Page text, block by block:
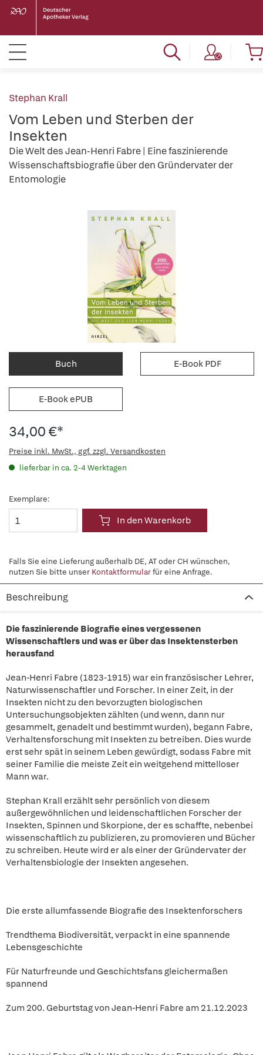
Stephan Krall
Vom Leben und Sterben der
Insekten
Die Welt des Jean-Henri Fabre | Eine faszinierende
Wissenschaftsbiografie über den Gründervater der
Entomologie
Buch E-Book PDF
E-Book ePUB
34,00 €*
Preise inkl. MwSt., ggf. zzgl. Versandkosten
lieferbar in ca. 2-4 Werktagen
Exemplare:
In den Warenkorb
Falls Sie eine Lieferung außerhalb DE, AT oder CH wünschen,
nutzen Sie bitte unser Kontaktformularfür eine Anfrage.
Beschreibung
Die faszinierende Biografie eines vergessenen
Wissenschaftlers und was er über das Insektensterben
herausfand
Jean-Henri Fabre (1823-1915) war ein französischer Lehrer,
Naturwissenschaftler und Forscher. In einer Zeit, in der
Insekten nicht zu den bevorzugten biologischen
Untersuchungsobjekten zählten (und wenn, dann nur
gesammelt, genadelt und bestimmt wurden), begann Fabre,
Verhaltensforschung mit Insekten zu betreiben. Dies wurde
erst sehr spät in seinem Leben gewürdigt, sodass Fabre mit
seiner Familie die meiste Zeit ein weitgehend mittelloser
Mann war.
Stephan Krall erzählt sehr persönlich von diesem
außergewöhnlichen und leidenschaftlichen Forscher der
Insekten, Spinnen und Skorpione, der es schaffte, nebenbei
wissenschaftlich zu publizieren, zu promovieren und Bücher
zu schreiben. Heute wird er als einer der Gründervater der
Verhaltensbiologie der Insekten angesehen.
Die erste allumfassende Biografie des Insektenforschers
Trendthema Biodiversität, verpackt in eine spannende
Lebensgeschichte
Für Naturfreunde und Geschichtsfans gleichermaßen
spannend
Zum 200. Geburtstag von Jean-Henri Fabre am 21.12.2023